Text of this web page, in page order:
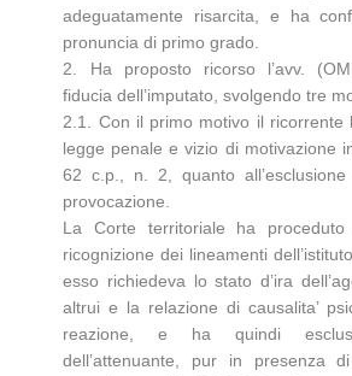
adeguatamente risarcita, e ha
pronuncia di primo grado.
2. Ha proposto ricorso l’avv.
fiducia dell’imputato, svolgendo tre
2.1. Con il primo motivo il ricorrente
legge penale e vizio di motivazione
62 c.p., n. 2, quanto all’esclusione
provocazione.
La Corte territoriale ha
ricognizione dei lineamenti
esso richiedeva lo stato d’ira
altrui e la relazione di causalita’
reazione, e ha quindi
dell’attenuante, pur in presenza